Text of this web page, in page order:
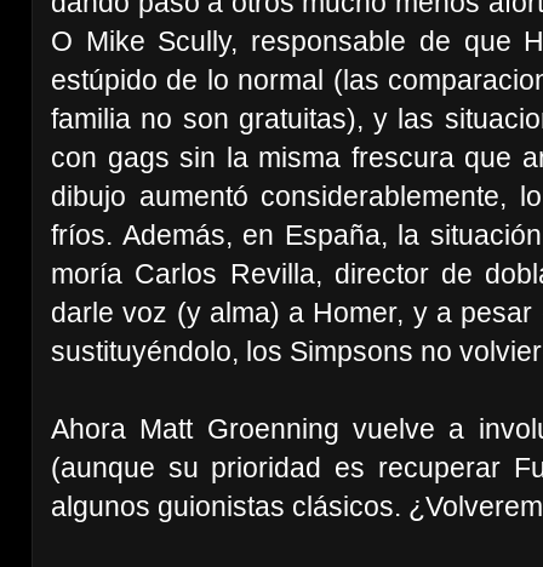
O Mike Scully, responsable de que
estúpido de lo normal (las
familia no son gratuitas), y las
con gags sin la misma frescura que
dibujo aumentó considerablemente,
fríos. Además, en España, la
moría Carlos Revilla, director de
darle voz (y alma) a Homer, y a
sustituyéndolo, los Simpsons no
Ahora Matt Groenning vuelve a
(aunque su prioridad es recuperar
algunos guionistas clásicos.